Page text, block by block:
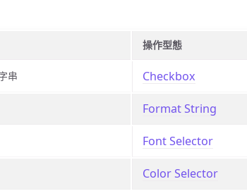
操作型態
串 Checkbox
Format String
Font Selector
Color Selector